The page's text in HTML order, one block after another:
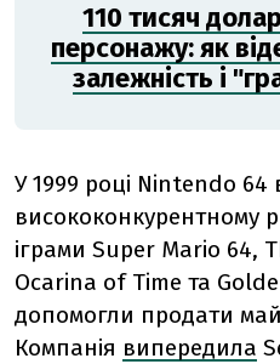
110 тисяч
персонажу: як
залежність і
У 1999 році Nintendo
висококонкурентному
іграми Super Mario 64,
Ocarina of Time та
допомогли продати
Компанія випередила